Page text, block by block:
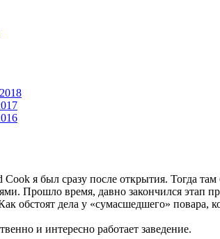
Cook я был сразу после открытия. Тогда
Прошло время, давно закончился этап
обстоят дела у «сумасшедшего»
и интересно работает заведение.